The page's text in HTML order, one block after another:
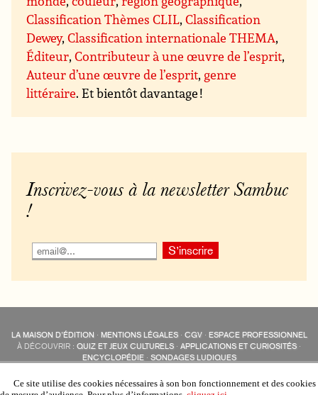
Classification Thèmes CLIL,Classification
Dewey,Classification internationale THEMA,
Éditeur,Contributeur à une œuvre de l’esprit,
Auteur d’une œuvre de l’esprit, genre
littéraire. Et bientôt davantage !
Inscrivez-vous à la newsletter Sambuc
!
LA MAISON D’ÉDITION · MENTIONS LÉGALES· CGV· ESPACE PROFESSIONNEL
À DÉCOUVRIR : QUIZ ET JEUX CULTURELS · APPLICATIONS ET CURIOSITÉS ·
ENCYCLOPÉDIE· SONDAGES LUDIQUES
COLLECTIONS :SAMBUC·ÉDISOLUM·REVUE LITTÉRAIREL’EAU-FORTE
AUTRES SITES :COLL. « LES ÉDISOLUM »
Ce site utilise des cookies nécessaires à son bon fonctionnement et des cookies